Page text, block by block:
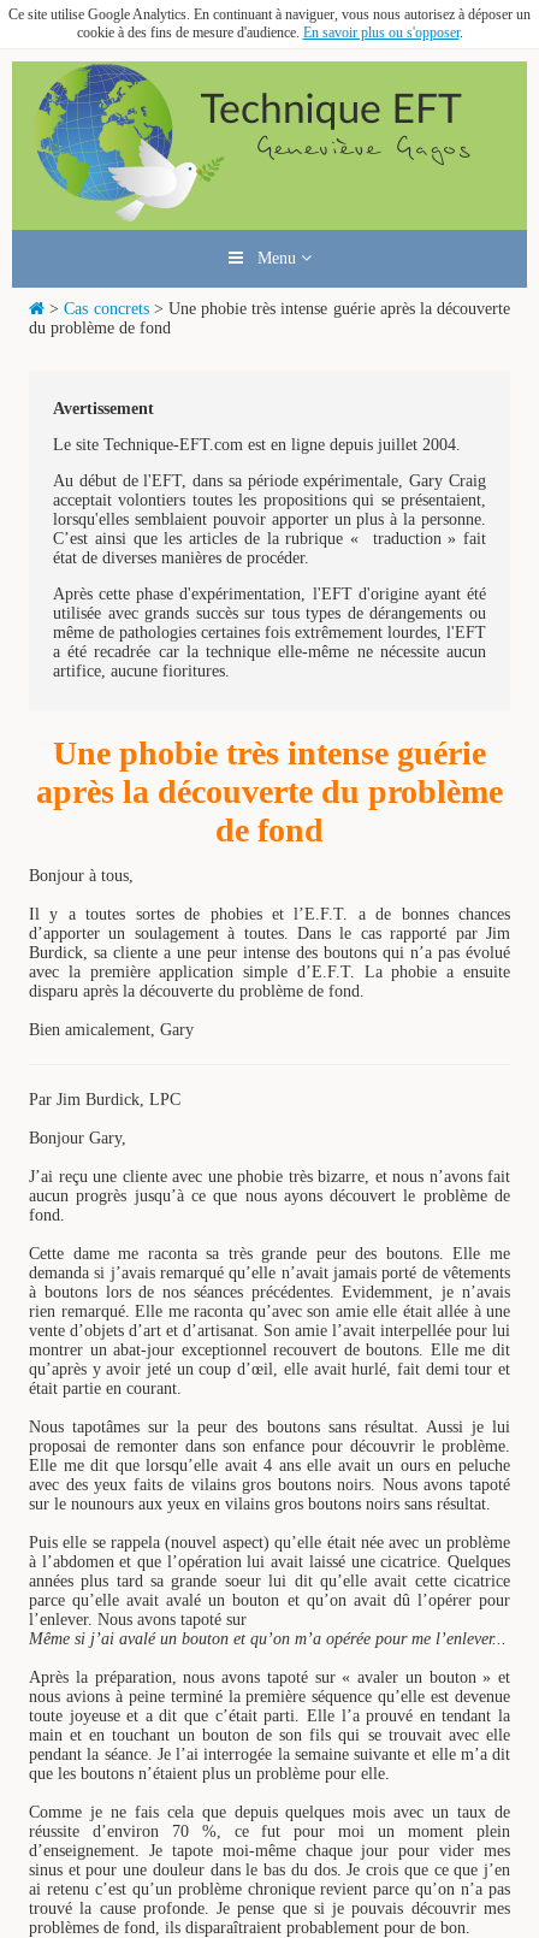
Ce site utilise Google Analytics. En continuant à naviguer, vous nous autorisez à déposer un
cookie à des fins de mesure d'audience. En savoir plus ou s'opposer.
Menu
>Cas concrets> Une phobie très intense guérie après la découverte
du problème de fond
Avertissement
Le site Technique-EFT.com est en ligne depuis juillet 2004.
Au début de l'EFT, dans sa période expérimentale, Gary Craig
acceptait volontiers toutes les propositions qui se présentaient,
lorsqu'elles semblaient pouvoir apporter un plus à la personne.
C’est ainsi que les articles de la rubrique « traduction » fait
état de diverses manières de procéder.
Après cette phase d'expérimentation, l'EFT d'origine ayant été
utilisée avec grands succès sur tous types de dérangements ou
même de pathologies certaines fois extrêmement lourdes, l'EFT
a été recadrée car la technique elle-même ne nécessite aucun
artifice, aucune fioritures.
Une phobie très intense guérie
après la découverte du problème
de fond
Bonjour à tous,
Il y a toutes sortes de phobies et l’E.F.T. a de bonnes chances
d’apporter un soulagement à toutes. Dans le cas rapporté par Jim
Burdick, sa cliente a une peur intense des boutons qui n’a pas évolué
avec la première application simple d’E.F.T. La phobie a ensuite
disparu après la découverte du problème de fond.
Bien amicalement, Gary
Par Jim Burdick, LPC
Bonjour Gary,
J’ai reçu une cliente avec une phobie très bizarre, et nous n’avons fait
aucun progrès jusqu’à ce que nous ayons découvert le problème de
fond.
Cette dame me raconta sa très grande peur des boutons. Elle me
demanda si j’avais remarqué qu’elle n’avait jamais porté de vêtements
à boutons lors de nos séances précédentes. Evidemment, je n’avais
rien remarqué. Elle me raconta qu’avec son amie elle était allée à une
vente d’objets d’art et d’artisanat. Son amie l’avait interpellée pour lui
montrer un abat-jour exceptionnel recouvert de boutons. Elle me dit
qu’après y avoir jeté un coup d’œil, elle avait hurlé, fait demi tour et
était partie en courant.
Nous tapotâmes sur la peur des boutons sans résultat. Aussi je lui
proposai de remonter dans son enfance pour découvrir le problème.
Elle me dit que lorsqu’elle avait 4 ans elle avait un ours en peluche
avec des yeux faits de vilains gros boutons noirs. Nous avons tapoté
sur le nounours aux yeux en vilains gros boutons noirs sans résultat.
Puis elle se rappela (nouvel aspect) qu’elle était née avec un problème
à l’abdomen et que l’opération lui avait laissé une cicatrice. Quelques
années plus tard sa grande soeur lui dit qu’elle avait cette cicatrice
parce qu’elle avait avalé un bouton et qu’on avait dû l’opérer pour
l’enlever. Nous avons tapoté sur
Même si j’ai avalé un bouton et qu’on m’a opérée pour me l’enlever...
Après la préparation, nous avons tapoté sur « avaler un bouton » et
nous avions à peine terminé la première séquence qu’elle est devenue
toute joyeuse et a dit que c’était parti. Elle l’a prouvé en tendant la
main et en touchant un bouton de son fils qui se trouvait avec elle
pendant la séance. Je l’ai interrogée la semaine suivante et elle m’a dit
que les boutons n’étaient plus un problème pour elle.
Comme je ne fais cela que depuis quelques mois avec un taux de
réussite d’environ 70 %, ce fut pour moi un moment plein
d’enseignement. Je tapote moi-même chaque jour pour vider mes
sinus et pour une douleur dans le bas du dos. Je crois que ce que j’en
ai retenu c’est qu’un problème chronique revient parce qu’on n’a pas
trouvé la cause profonde. Je pense que si je pouvais découvrir mes
problèmes de fond, ils disparaîtraient probablement pour de bon.